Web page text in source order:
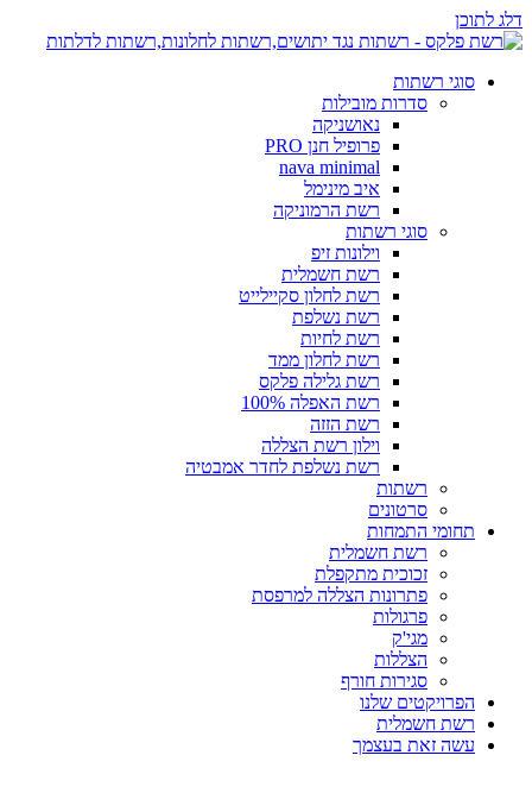
דלג לתוכן
סוגי רשתות
סדרות מובילות
נאושניקה
פרופיל חנן PRO
nava minimal
איב מינימל
רשת הרמוניקה
סוגי רשתות
וילונות זיפ
רשת חשמלית
רשת לחלון סקיילייט
רשת נשלפת
רשת לחיות
רשת לחלון ממד
רשת גלילה פלקס
רשת האפלה 100%
רשת הזזה
וילון רשת הצללה
רשת נשלפת לחדר אמבטיה
רשתות
סרטונים
תחומי התמחות
רשת חשמלית
זכוכית מתקפלת
פתרונות הצללה למרפסת
פרגולות
מגי'ק
הצללות
סגירות חורף
הפרויקטים שלנו
רשת חשמלית
עשה זאת בעצמך